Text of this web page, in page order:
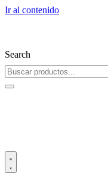
Ir al contenido
Search